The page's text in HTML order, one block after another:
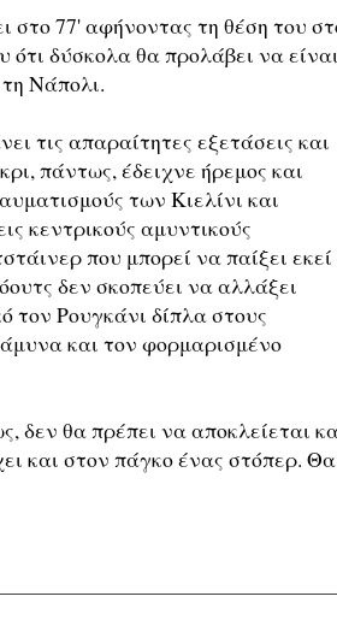
στο 77' αφήνοντας τη θέση του
ότι δύσκολα θα προλάβει να είναι
Νάπολι.
τις απαραίτητες εξετάσεις και
πάντως, έδειχνε ήρεμος και
των Κιελίνι και
κεντρικούς αμυντικούς
που μπορεί να παίξει
δεν σκοπεύει να αλλάξει
τον Ρουγκάνι δίπλα στους
και τον φορμαρισμένο
δεν θα πρέπει να αποκλείεται
και στον πάγκο ένας στόπερ. Θα